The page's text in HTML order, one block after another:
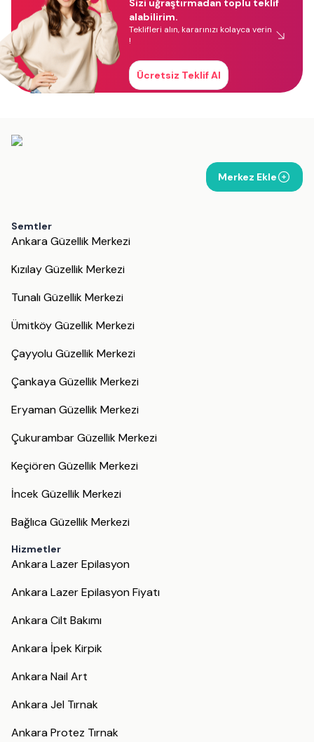
Sizi uğraştırmadan toplu teklif
alabilirim.
Teklifleri alın, kararınızı kolayca verin
!
Ücretsiz Teklif Al
Merkez Ekle
Semtler
Ankara Güzellik Merkezi
Kızılay Güzellik Merkezi
Tunalı Güzellik Merkezi
Ümitköy Güzellik Merkezi
Çayyolu Güzellik Merkezi
Çankaya Güzellik Merkezi
Eryaman Güzellik Merkezi
Çukurambar Güzellik Merkezi
Keçiören Güzellik Merkezi
İncek Güzellik Merkezi
Bağlıca Güzellik Merkezi
Hizmetler
Ankara Lazer Epilasyon
Ankara Lazer Epilasyon Fiyatı
Ankara Cilt Bakımı
Ankara İpek Kirpik
Ankara Nail Art
Ankara Jel Tırnak
Ankara Protez Tırnak